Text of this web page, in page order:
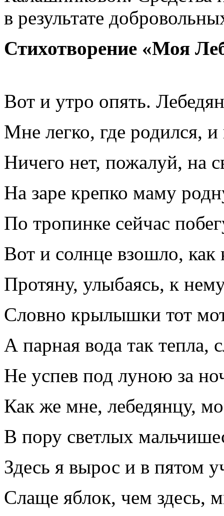
в результате
Стихотворение «Моя
Вот и утро опять.
Мне легко, где родился, и
Ничего нет, пожалуй, на
На заре крепко маму
По тропинке сейчас
Вот и солнце взошло, как
Протяну, улыбаясь, к
Словно крылышки тот
А парная вода так тепла,
Не успев под луною за
Как же мне, лебедянцу,
В пору светлых
Здесь я вырос и в пятом
Слаще яблок, чем здесь,